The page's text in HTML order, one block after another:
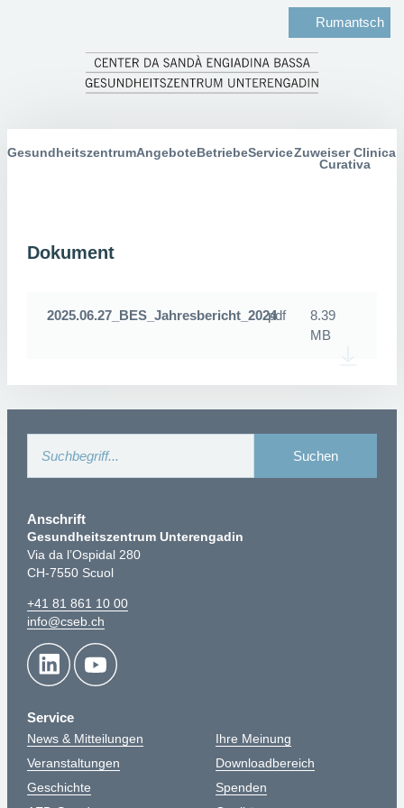
Rumantsch
GesundheitszentrumAngebote BetriebeServiceZuweiser Clinica
Curativa
Dokument
2025.06.27_BES_Jahresbericht_2024pdf
8.39
MB
Anschrift
Gesundheitszentrum Unterengadin
Via da l’Ospidal 280
CH-7550 Scuol
+41 81 861 10 00
info@cseb.ch
Service
News & Mitteilungen
Veranstaltungen
Geschichte
Ihre Meinung
Downloadbereich
Spenden